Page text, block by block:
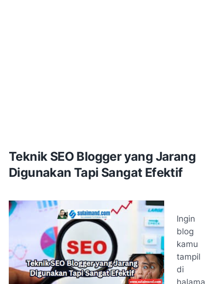
Teknik SEO Blogger yang Jarang
Digunakan Tapi Sangat Efektif
Ingin
blog
kamu
tampil
di
halama